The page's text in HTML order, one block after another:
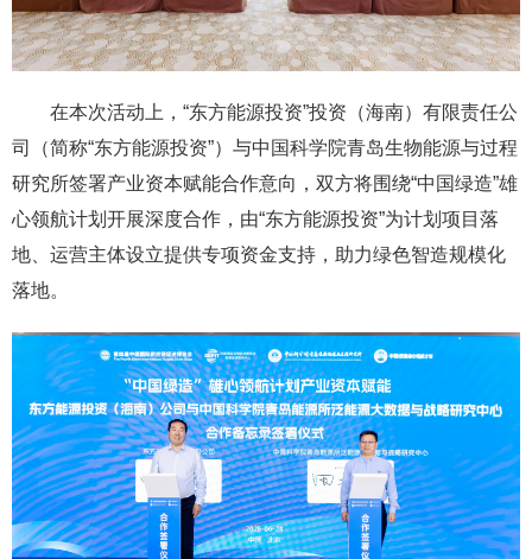
在本次活动上，“东方能源投资”投资（海南）有限责任公
司（简称“东方能源投资”）与中国科学院青岛生物能源与过程
研究所签署产业资本赋能合作意向，双方将围绕“中国绿造”雄
心领航计划开展深度合作，由“东方能源投资”为计划项目落
地、运营主体设立提供专项资金支持，助力绿色智造规模化
落地。